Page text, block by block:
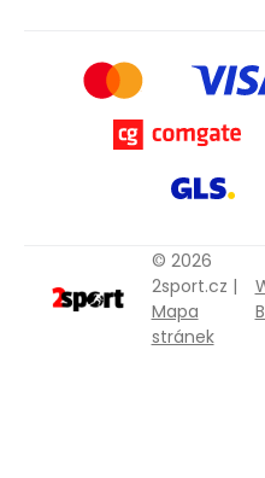
© 2026
2sport.cz |
Mapa
stránek